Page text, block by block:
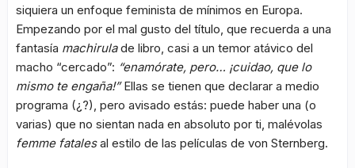
siquiera un enfoque feminista de mínimos en Europa.
Empezando por el mal gusto del título, que recuerda a una
fantasía machirulade libro, casi a un temor atávico del
macho “cercado”: “enamórate, pero… ¡cuidao, que lo
mismo te engaña!”Ellas se tienen que declarar a medio
programa (¿?), pero avisado estás: puede haber una (o
varias) que no sientan nada en absoluto por ti, malévolas
femme fatalesal estilo de las películas de von Sternberg.